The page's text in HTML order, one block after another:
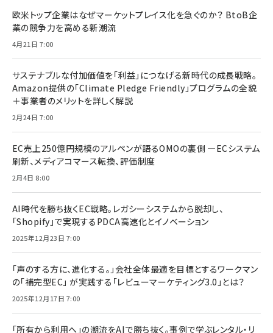
欧米トップ企業はなぜマーケットプレイス化を急ぐのか？ BtoB企
業の競争力を高める新潮流
4月21日 7:00
サステナブルな付加価値を「利益」につなげる新時代の成長戦略。
Amazon提供の「Climate Pledge Friendly」プログラムの全貌
＋事業者のメリットを詳しく解説
2月24日 7:00
EC売上250億円規模のアルペンが語るOMOの裏側 ―ECシステム
刷新、メディアコマース転換、評価制度
2月4日 8:00
AI時代を勝ち抜くEC戦略。レガシーシステムから脱却し、
「Shopify」で実現するPDCA高速化とイノベーション
2025年12月23日 7:00
「声のする方に、進化する。」会社全体最適を目標とするワークマン
の「補完型EC」 が実践する「レビューマーケティング3.0」とは？
2025年12月17日 7:00
「所有から利用へ」の潮流をAIで勝ち抜く。事例で学ぶレンタル・リ